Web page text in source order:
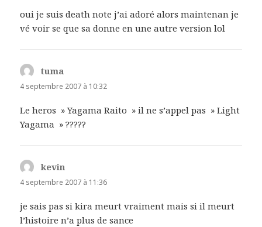
oui je suis death note j’ai adoré alors maintenan je
vé voir se que sa donne en une autre version lol
tuma
4 septembre 2007 à 10:32
Le heros » Yagama Raito » il ne s’appel pas » Light
Yagama » ?????
kevin
4 septembre 2007 à 11:36
je sais pas si kira meurt vraiment mais si il meurt
l’histoire n’a plus de sance